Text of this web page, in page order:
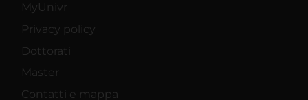
MyUnivr
Privacy policy
Dottorati
Master
Contatti e mappa